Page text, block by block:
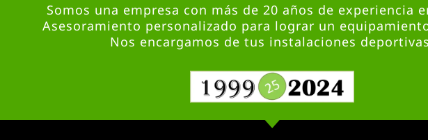
Somos una empresa con más de 20 años de experiencia
Asesoramiento personalizado para lograr un
Nos encargamos de tus instalaciones